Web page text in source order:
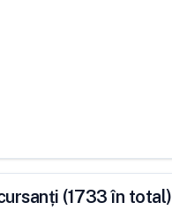
(1733 în total)